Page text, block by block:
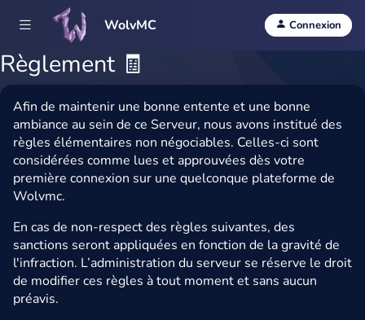
WolvMC Connexion
Règlement 🧾
Afin de maintenir une bonne entente et une bonne
ambiance au sein de ce Serveur, nous avons institué des
règles élémentaires non négociables. Celles-ci sont
considérées comme lues et approuvées dès votre
première connexion sur une quelconque plateforme de
Wolvmc.
En cas de non-respect des règles suivantes, des
sanctions seront appliquées en fonction de la gravité de
l'infraction. L’administration du serveur se réserve le droit
de modifier ces règles à tout moment et sans aucun
préavis.